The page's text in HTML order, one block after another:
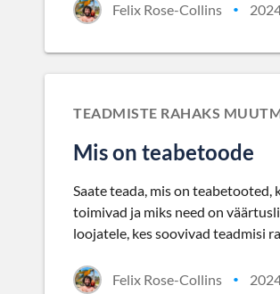
Felix Rose-Collins •
TEADMISTE RAHAKS
Mis on teabetoode
Saate teada, mis on teabetooted,
toimivad ja miks need on
loojatele, kes soovivad teadmisi
Felix Rose-Collins •